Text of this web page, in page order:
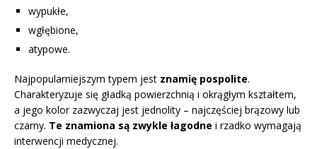
wypukłe,
wgłębione,
atypowe.
Najpopularniejszym typem jest znamię pospolite.
Charakteryzuje się gładką powierzchnią i okrągłym kształtem,
a jego kolor zazwyczaj jest jednolity – najczęściej brązowy lub
czarny. Te znamiona są zwykle łagodne i rzadko wymagają
interwencji medycznej.